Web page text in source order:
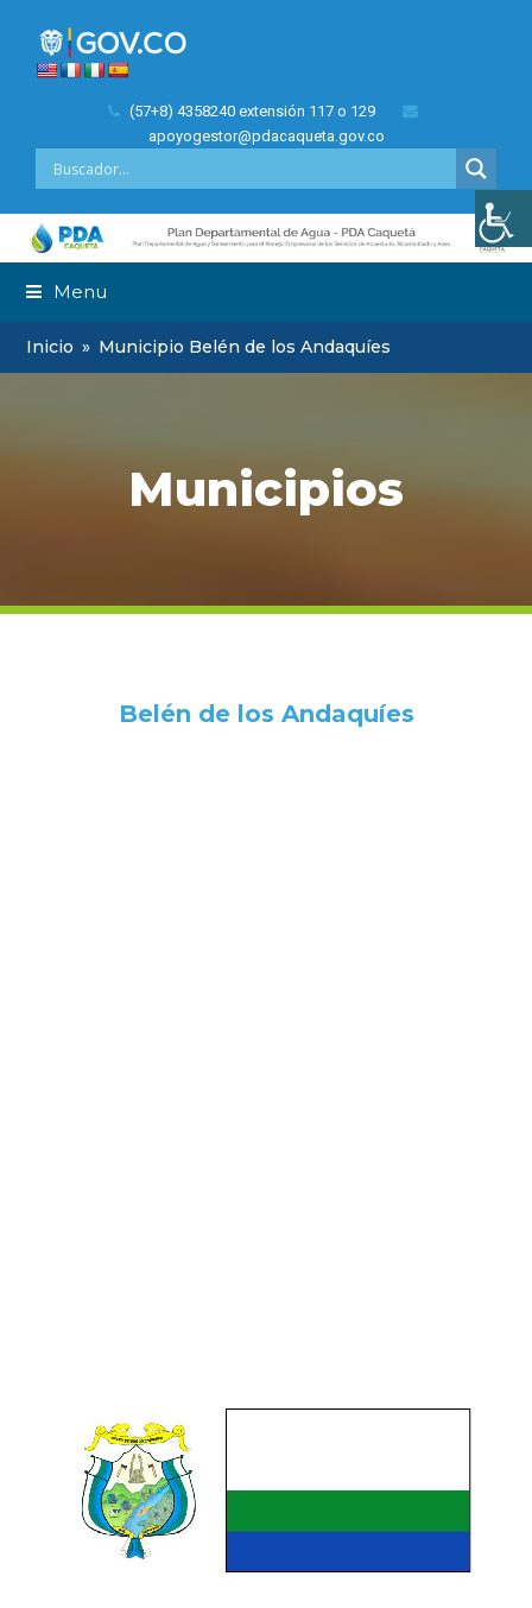
(57+8) 4358240 extensión 117 o 129
apoyogestor@pdacaqueta.gov.co
Menu
Inicio » Municipio Belén de los Andaquíes
Municipios
Belén de los Andaquíes